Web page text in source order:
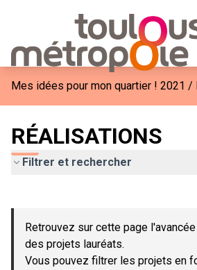
Mes idées pour mon quartier ! 2021 /
RÉALISATIONS
Filtrer et rechercher
−
Retrouvez sur cette page
des projets lauréats.
Vous pouvez filtrer les projets en